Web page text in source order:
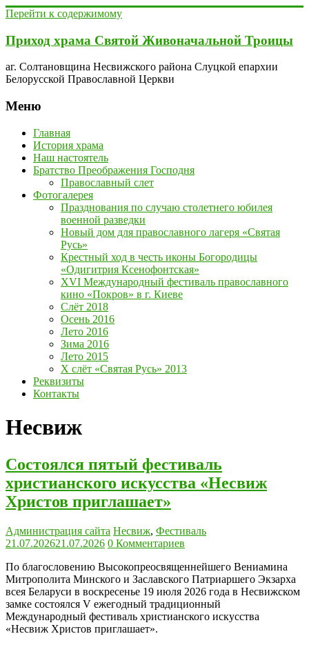
Перейти к содержимому
Приход храма Святой Живоначальной Троицы
аг. Солтановщина Несвижского района Слуцкой епархии
Белорусской Православной Церкви
Меню
Главная
История храма
Наш настоятель
Братство Преображения Господня
Православный слет
Фотогалерея
Празднования по случаю столетнего юбилея
военной разведки
Новый дом для православного лагеря «Святая
Русь»
Крестный ход в честь иконы Богородицы
«Одигитрия Ксенофонтская»
XVI Международный фестиваль православного
кино «Покров» в г. Киеве
Слёт 2018
Осень 2016
Лето 2016
Зима 2016
Лето 2015
Х слёт «Святая Русь» 2013
Реквизиты
Контакты
Несвиж
Состоялся пятый фестиваль
христианского искусства «Несвиж
Христов приглашает»
Администрация сайта Несвиж, Фестиваль
21.07.202621.07.2026 0 Комментариев
По благословению Высокопреосвященнейшего Вениамина
Митрополита Минского и Заславского Патриаршего Экзарха
всея Беларуси в воскресенье 19 июля 2026 года в Несвижском
замке состоялся V ежегодный традиционный
Международный фестиваль христианского искусства
«Несвиж Христов приглашает».